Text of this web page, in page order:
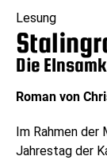
Lesung
Die
Roman von
Im Rahmen der
Jahrestag der